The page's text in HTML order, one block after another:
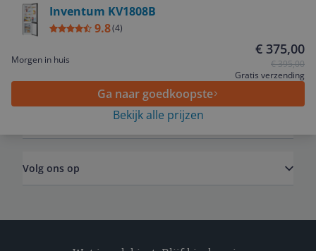
Inventum KV1808B
9.8(4)
Morgen in huis
€ 375,00
€ 395,00
Gratis verzending
Ga naar goedkoopste
Bekijk alle prijzen
Service
Volg ons op